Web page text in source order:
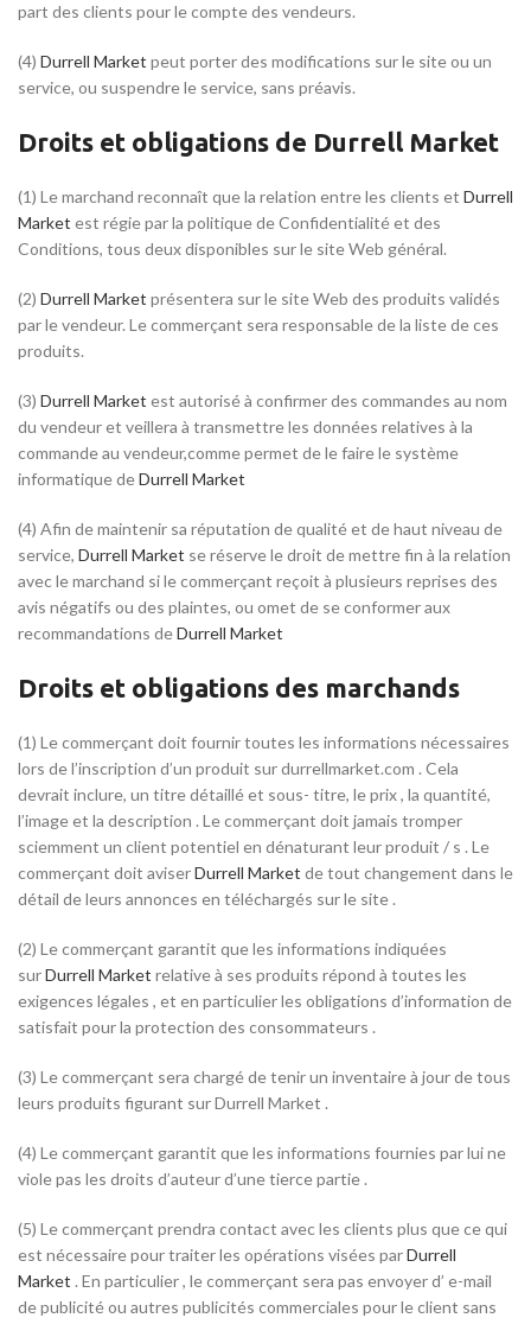
part des clients pour le compte des vendeurs.
(4) Durrell Market peut porter des modifications sur le site ou un
service, ou suspendre le service, sans préavis.
Droits et obligations de Durrell Market
(1) Le marchand reconnaît que la relation entre les clients et Durrell
Market est régie par la politique de Confidentialité et des
Conditions, tous deux disponibles sur le site Web général.
(2) Durrell Market présentera sur le site Web des produits validés
par le vendeur. Le commerçant sera responsable de la liste de ces
produits.
(3) Durrell Market est autorisé à confirmer des commandes au nom
du vendeur et veillera à transmettre les données relatives à la
commande au vendeur,comme permet de le faire le système
informatique deDurrell Market
(4) Afin de maintenir sa réputation de qualité et de haut niveau de
service, Durrell Market se réserve le droit de mettre fin à la relation
avec le marchand si le commerçant reçoit à plusieurs reprises des
avis négatifs ou des plaintes, ou omet de se conformer aux
recommandations deDurrell Market
Droits et obligations des marchands
(1) Le commerçant doit fournir toutes les informations nécessaires
lors de l’inscription d’un produit sur durrellmarket.com . Cela
devrait inclure, un titre détaillé et sous- titre, le prix , la quantité,
l’image et la description . Le commerçant doit jamais tromper
sciemment un client potentiel en dénaturant leur produit / s . Le
commerçant doit aviserDurrell Market de tout changement dans le
détail de leurs annonces en téléchargés sur le site .
(2) Le commerçant garantit que les informations indiquées
surDurrell Market relative à ses produits répond à toutes les
exigences légales , et en particulier les obligations d’information de
satisfait pour la protection des consommateurs .
(3) Le commerçant sera chargé de tenir un inventaire à jour de tous
leurs produits figurant sur Durrell Market .
(4) Le commerçant garantit que les informations fournies par lui ne
viole pas les droits d’auteur d’une tierce partie .
(5) Le commerçant prendra contact avec les clients plus que ce qui
est nécessaire pour traiter les opérations visées parDurrell
Market . En particulier , le commerçant sera pas envoyer d’ e-mail
de publicité ou autres publicités commerciales pour le client sans